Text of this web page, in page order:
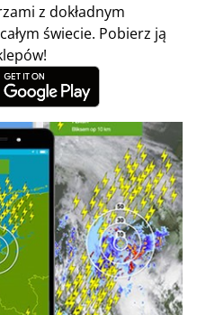
z dokładnym
świecie. Pobierz ją